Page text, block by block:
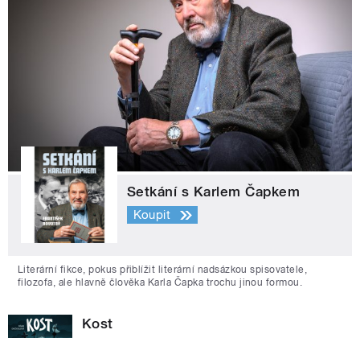
Setkání s Karlem Čapkem
Koupit
Literární fikce, pokus přiblížit literární nadsázkou spisovatele,
filozofa, ale hlavně člověka Karla Čapka trochu jinou formou.
Kost